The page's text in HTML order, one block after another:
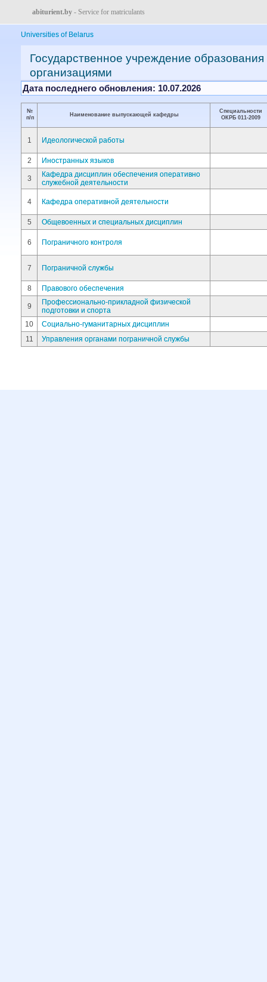
abiturient.by - Service for matriculants
Universities of Belarus
Государственное учреждение
организациями
Дата последнего обновления: 10.07.2026
№
п/п
Наименование выпускающей кафедры
Специальности
ОКРБ 011-2009
1 Идеологической работы
2 Иностранных языков
3
Кафедра дисциплин обеспечения оперативно
служебной деятельности
4 Кафедра оперативной деятельности
5 Общевоенных и специальных дисциплин
6 Пограничного контроля
7 Пограничной службы
8 Правового обеспечения
9
Профессионально-прикладной физической
подготовки и спорта
10
Социально-гуманитарных дисциплин
11
Управления органами пограничной службы